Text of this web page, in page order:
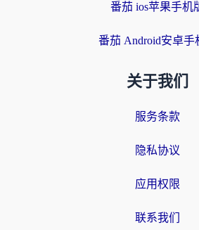
番茄 ios苹果手机
番茄 Android安卓手
关于我们
服务条款
隐私协议
应用权限
联系我们